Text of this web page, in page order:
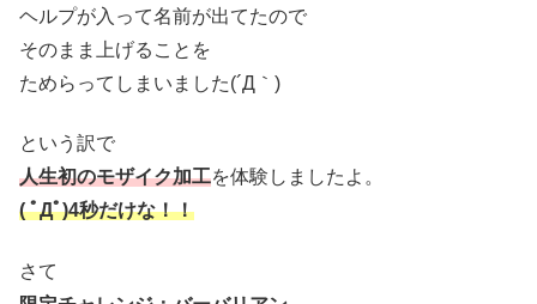
ヘルプが入って名前が出てたので
そのまま上げることを
ためらってしまいました(´Д｀)
という訳で
人生初のモザイク加工を体験しましたよ。
( ﾟДﾟ)4秒だけな！！
さて